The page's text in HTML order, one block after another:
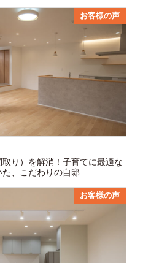
お客様の声
り）を解消！子育てに最適な
、こだわりの自邸
お客様の声